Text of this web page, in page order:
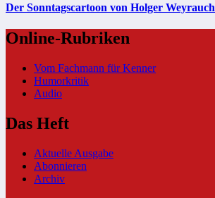
Der Sonntagscartoon von Holger Weyrauch
Online-Rubriken
Vom Fachmann für Kenner
Humorkritik
Audio
Das Heft
Aktuelle Ausgabe
Abonnieren
Archiv